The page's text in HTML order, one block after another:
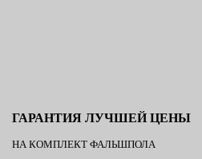
ГАРАНТИЯ ЛУЧШЕЙ ЦЕНЫ
НА КОМПЛЕКТ ФАЛЬШПОЛА